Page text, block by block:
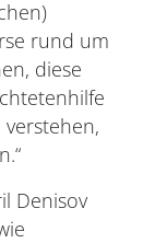
rund um
diese
Denisov